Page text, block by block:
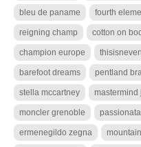
bleu de paname fourth
reigning champ cotton on
champion europe
barefoot dreams pentland
stella mccartney mastermind
moncler grenoble
ermenegildo zegna